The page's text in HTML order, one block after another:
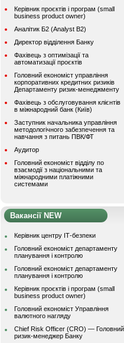
Керівник проєктів і програм (small
business product owner)
Аналітик Б2 (Analyst B2)
Директор відділення Банку
Фахівець з оптимізації та
автоматизації проєктів
Головний економіст управління
корпоративних кредитних ризиків
Департаменту ризик-менеджменту
Фахівець з обслуговування клієнтів
в міжнародний банк (Київ)
Заступник начальника управління
методологічного забезпечення та
навчання з питань ПВК/ФТ
Аудитор
Головний економіст відділу по
взаємодії з національними та
міжнародними платіжними
системами
Вакансії NEW
Керівник центру ІТ-безпеки
Головний економіст департаменту
планування і контролю
Головний економіст департаменту
планування і контролю
Керівник проєктів і програм (small
business product owner)
Головний економіст Управління
валютного нагляду
Chief Risk Officer (CRO) — Головний
ризик-менеджер Банку